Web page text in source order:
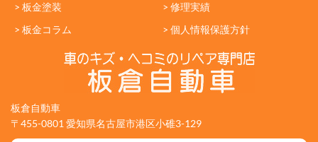
> 板金塗装
> 修理実績
> 板金コラム
> 個人情報保護方針
板倉自動車
〒455-0801 愛知県名古屋市港区小碓3-129